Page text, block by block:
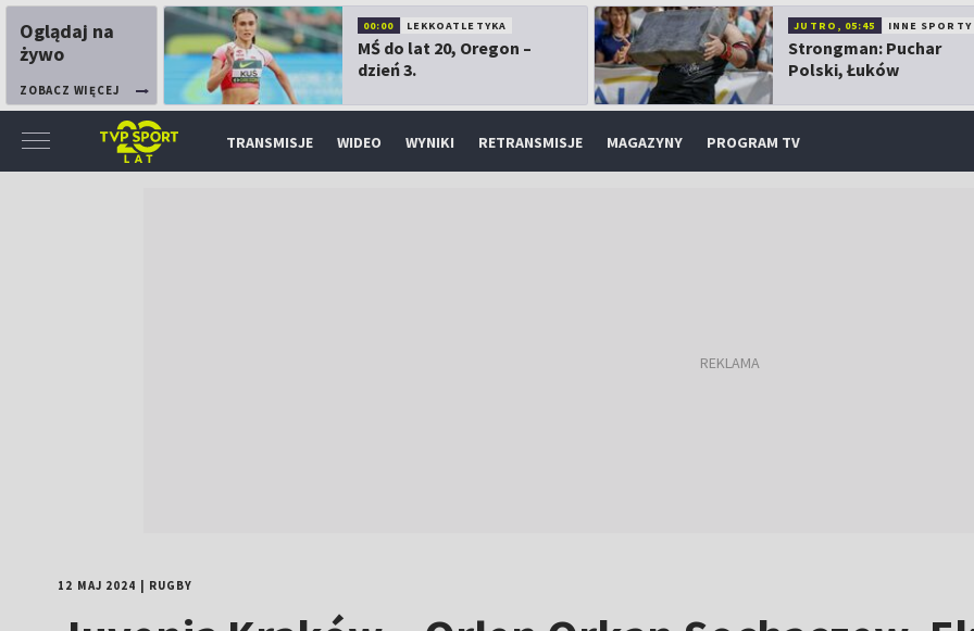
Oglądaj na
żywo
ZOBACZ WIĘCEJ
00:00 LEKKOATLETYKA
MŚ do lat 20, Oregon –
dzień 3.
JUTRO, 05:45 INNE SPORTY
Strongman: Puchar
Polski, Łuków
TRANSMISJE WIDEO WYNIKI RETRANSMISJE MAGAZYNY PROGRAM TV
12 MAJ 2024 RUGBY